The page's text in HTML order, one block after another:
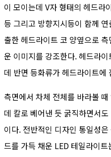
이 모이는데 V자 형태의 헤드라
등 그리고 방향지시등이 함께
출한 헤드라이트 코 양옆으로
운 이미지를 강조한다. 헤드라
데 반면 등화류가 헤드라이트
측면에서 차체 전체를 바라볼
데 칼로 베어낸 듯 굵직하면서
이다. 전반적인 디자인 통일성
드를 가득 채운 LED 테일라이